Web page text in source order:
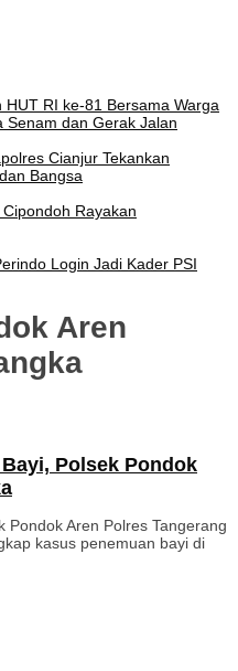
RI ke-81 Bersama Warga
Senam dan Gerak Jalan
Cianjur Tekankan
Bangsa
Rayakan
Login Jadi Kader PSI
Aren
Polsek Pondok
Pondok Aren Polres Tangerang
kasus penemuan bayi di